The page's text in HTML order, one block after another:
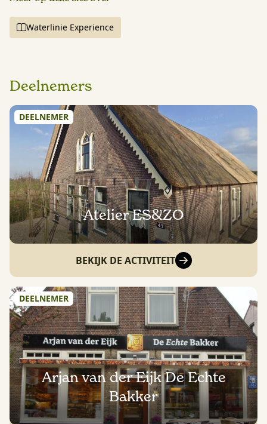
Waterlinie Experience
Deelnemers
DEELNEMER
Atelier ES&ZO
BEKIJK DE ACTIVITEIT
DEELNEMER
Arjan van der Eijk De Echte
Bakker